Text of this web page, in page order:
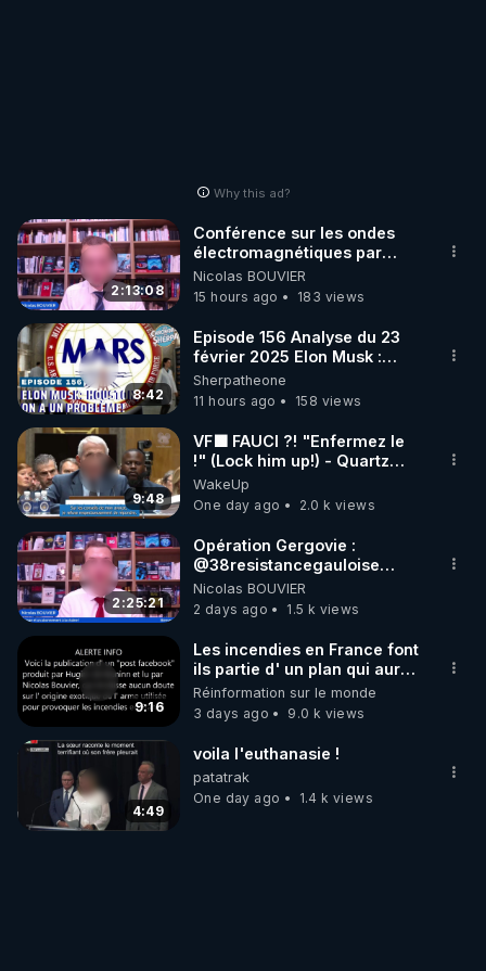
Why this ad?
2:13:08
Conférence sur les ondes
électromagnétiques par
Grégoire Caustru et Bart de
Wever !
Nicolas BOUVIER
15 hours ago
183 views
8:42
Episode 156 Analyse du 23
février 2025 Elon Musk :
Houston , on a un problème !
Sherpatheone
11 hours ago
158 views
9:48
VF🟩 FAUCI ?! "Enfermez le
!" (Lock him up!) - Quartz
Traduction
WakeUp
One day ago
2.0 k views
2:25:21
Opération Gergovie :
‪@38resistancegauloise‬
‪@MarionSigautOfficiel‬
‪@gladysriifard5710‬ Laëtitia
Nicolas BOUVIER
2 days ago
1.5 k views
9:16
Les incendies en France font
ils partie d' un plan qui aurait
débuté le 11 septembre 2001
?
Réinformation sur le monde
3 days ago
9.0 k views
4:49
voila l'euthanasie !
patatrak
One day ago
1.4 k views